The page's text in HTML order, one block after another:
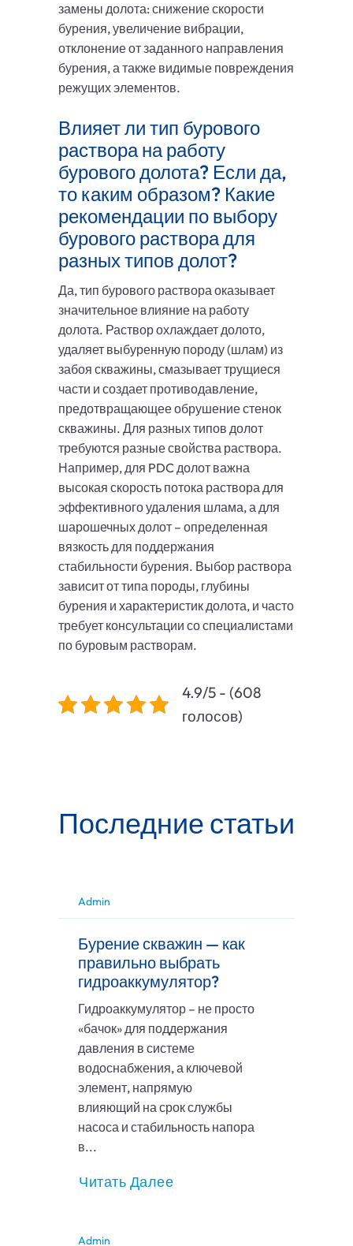
замены долота: снижение скорости
бурения, увеличение вибрации,
отклонение от заданного направления
бурения, а также видимые повреждения
режущих элементов.
Влияет ли тип бурового
раствора на работу
бурового долота? Если да,
то каким образом? Какие
рекомендации по выбору
бурового раствора для
разных типов долот?
Да, тип бурового раствора оказывает
значительное влияние на работу
долота. Раствор охлаждает долото,
удаляет выбуренную породу (шлам) из
забоя скважины, смазывает трущиеся
части и создает противодавление,
предотвращающее обрушение стенок
скважины. Для разных типов долот
требуются разные свойства раствора.
Например, для PDC долот важна
высокая скорость потока раствора для
эффективного удаления шлама, а для
шарошечных долот – определенная
вязкость для поддержания
стабильности бурения. Выбор раствора
зависит от типа породы, глубины
бурения и характеристик долота, и часто
требует консультации со специалистами
по буровым растворам.
4.9/5 - (608
голосов)
Последние статьи
Admin
Бурение скважин — как
правильно выбрать
гидроаккумулятор?
Гидроаккумулятор – не просто
«бачок» для поддержания
давления в системе
водоснабжения, а ключевой
элемент, напрямую
влияющий на срок службы
насоса и стабильность напора
в...
Читать Далее
Admin